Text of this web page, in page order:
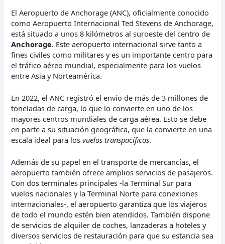
El Aeropuerto de Anchorage (ANC), oficialmente conocido
como Aeropuerto Internacional Ted Stevens de Anchorage,
está situado a unos 8 kilómetros al suroeste del centro de
Anchorage. Este aeropuerto internacional sirve tanto a
fines civiles como militares y es un importante centro para
el tráfico aéreo mundial, especialmente para los vuelos
entre Asia y Norteamérica.
En 2022, el ANC registró el envío de más de 3 millones de
toneladas de carga, lo que lo convierte en uno de los
mayores centros mundiales de carga aérea. Esto se debe
en parte a su situación geográfica, que la convierte en una
escala ideal para losvuelos transpacíficos.
Además de su papel en el transporte de mercancías, el
aeropuerto también ofrece amplios servicios de pasajeros.
Con dos terminales principales -la Terminal Sur para
vuelos nacionales y la Terminal Norte para conexiones
internacionales-, el aeropuerto garantiza que los viajeros
de todo el mundo estén bien atendidos. También dispone
de servicios de alquiler de coches, lanzaderas a hoteles y
diversos servicios de restauración para que su estancia sea